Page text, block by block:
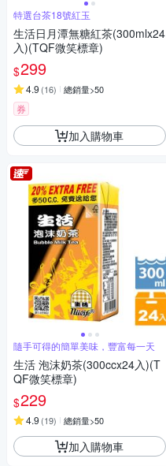
特選台茶18號紅玉
生活日月潭無糖紅茶(300mlx24
入)(TQF微笑標章)
$299
4.9 (16) 總銷量>50
券
加入購物車
隨手可得的簡單美味，豐富每一天
生活 泡沫奶茶(300ccx24入)(T
QF微笑標章)
$229
4.9 (19) 總銷量>50
加入購物車